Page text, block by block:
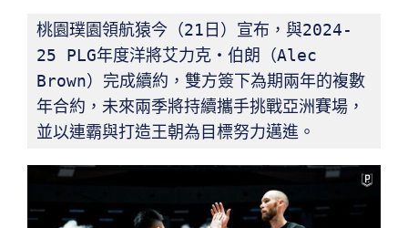
桃園璞園領航猿今（21日）宣布，與2024-
25 PLG年度洋將艾力克・伯朗（Alec
Brown）完成續約，雙方簽下為期兩年的複數
年合約，未來兩季將持續攜手挑戰亞洲賽場，
並以連霸與打造王朝為目標努力邁進。